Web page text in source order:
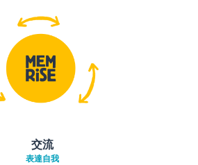
交流
表達自我